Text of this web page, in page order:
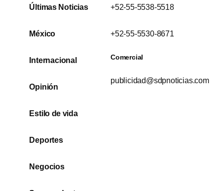
Últimas Noticias
México
Internacional
Opinión
Estilo de vida
Deportes
Negocios
+52-55-5538-5518
+52-55-5530-8671
Comercial
publicidad@sdpnoticias.com